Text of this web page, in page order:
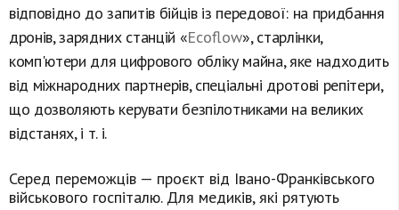
відповідно до запитів бійців із передової: на придбання
дронів, зарядних станцій «Ecoflow», старлінки,
комп'ютери для цифрового обліку майна, яке надходить
від міжнародних партнерів, спеціальні дротові репітери,
що дозволяють керувати безпілотниками на великих
відстанях, і т. і.
Серед переможців — проєкт від Івано-Франківського
військового госпіталю. Для медиків, які рятують